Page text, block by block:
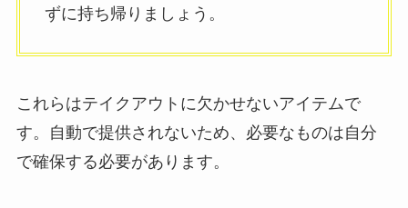
ずに持ち帰りましょう。
これらはテイクアウトに欠かせないアイテムで
す。自動で提供されないため、必要なものは自分
で確保する必要があります。